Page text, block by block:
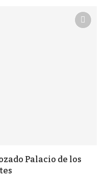
Palacio de los